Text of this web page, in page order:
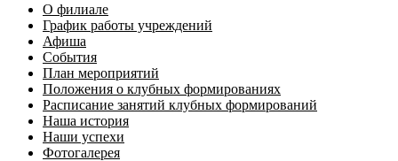
О филиале
График работы учреждений
Афиша
События
План мероприятий
Положения о клубных формированиях
Расписание занятий клубных формирований
Наша история
Наши успехи
Фотогалерея